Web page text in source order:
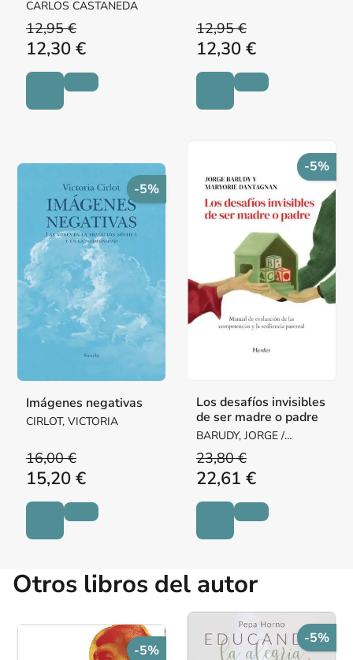
CARLOS CASTANEDA
12,95 €
12,30 €
12,95 €
12,30 €
-5%
Imágenes negativas
CIRLOT, VICTORIA
16,00 €
15,20 €
-5%
Los desafíos invisibles
de ser madre o padre
BARUDY, JORGE /
DANTAGNAN, MARYORIE
23,80 €
22,61 €
Otros libros del autor
-5%
-5%